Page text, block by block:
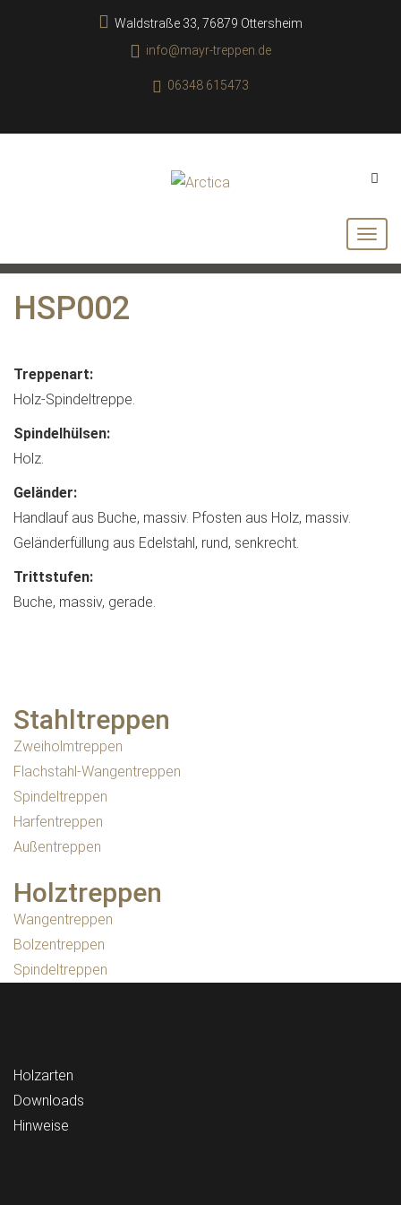
Waldstraße 33, 76879 Ottersheim
info@mayr-treppen.de
06348 615473
HSP002
Treppenart:
Holz-Spindeltreppe.
Spindelhülsen:
Holz.
Geländer:
Handlauf aus Buche, massiv. Pfosten aus Holz, massiv.
Geländerfüllung aus Edelstahl, rund, senkrecht.
Trittstufen:
Buche, massiv, gerade.
Stahltreppen
Zweiholmtreppen
Flachstahl-Wangentreppen
Spindeltreppen
Harfentreppen
Außentreppen
Holztreppen
Wangentreppen
Bolzentreppen
Spindeltreppen
Holzarten
Downloads
Hinweise